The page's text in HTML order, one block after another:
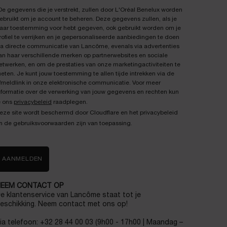
gegevens die je verstrekt, zullen door L'Oréal Benelux worden
om je account te beheren. Deze gegevens zullen, als je
toestemming voor hebt gegeven, ook gebruikt worden om je
te verrijken en je gepersonaliseerde aanbiedingen te doen
directe communicatie van Lancôme, evenals via advertenties
haar verschillende merken op partnerwebsites en sociale
en om de prestaties van onze marketingactiviteiten te
Je kunt jouw toestemming te allen tijde intrekken via de
in onze elektronische communicatie. Voor meer
over de verwerking van jouw gegevens en rechten kun
ons privacybeleid raadplegen.
site wordt beschermd door Cloudflare en het privacybeleid
de gebruiksvoorwaarden zijn van toepassing.
AANMELDEN
CONTACT OP
klantenservice van Lancôme staat tot je
Neem contact met ons op!
telefoon: +32 28 44 00 03 (9h00 - 17h00 | Maandag –